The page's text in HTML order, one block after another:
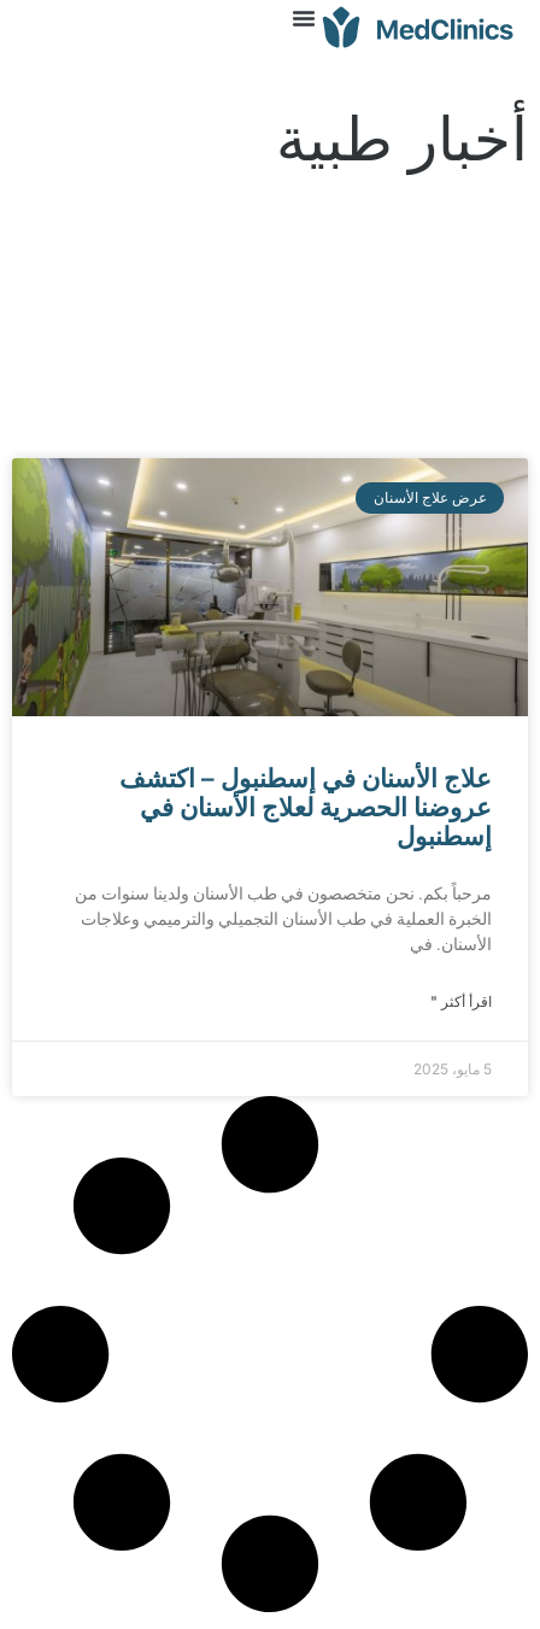
أخبار طبية
عرض علاج الأسنان
علاج الأسنان في إسطنبول – اكتشف
عروضنا الحصرية لعلاج الأسنان في
إسطنبول
مرحباً بكم. نحن متخصصون في طب الأسنان ولدينا سنوات من
الخبرة العملية في طب الأسنان التجميلي والترميمي وعلاجات
الأسنان. في
اقرأ أكثر "
5 مايو، 2025